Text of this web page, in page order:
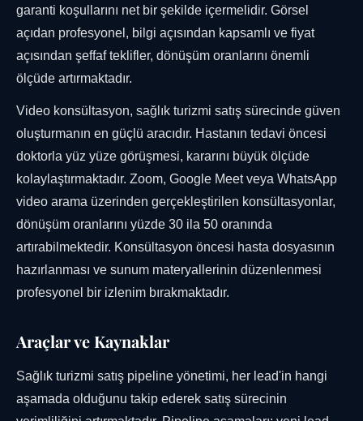
garanti koşullarını net bir şekilde içermelidir. Görsel
açıdan profesyonel, bilgi açısından kapsamlı ve fiyat
açısından şeffaf teklifler, dönüşüm oranlarını önemli
ölçüde artırmaktadır.
Video konsültasyon, sağlık turizmi satış sürecinde güven
oluşturmanın en güçlü aracıdır. Hastanın tedavi öncesi
doktorla yüz yüze görüşmesi, kararını büyük ölçüde
kolaylaştırmaktadır. Zoom, Google Meet veya WhatsApp
video arama üzerinden gerçekleştirilen konsültasyonlar,
dönüşüm oranlarını yüzde 30 ila 50 oranında
artırabilmektedir. Konsültasyon öncesi hasta dosyasının
hazırlanması ve sunum materyallerinin düzenlenmesi
profesyonel bir izlenim bırakmaktadır.
Araçlar ve Kaynaklar
Sağlık turizmi satış pipeline yönetimi, her lead'in hangi
aşamada olduğunu takip ederek satış sürecinin